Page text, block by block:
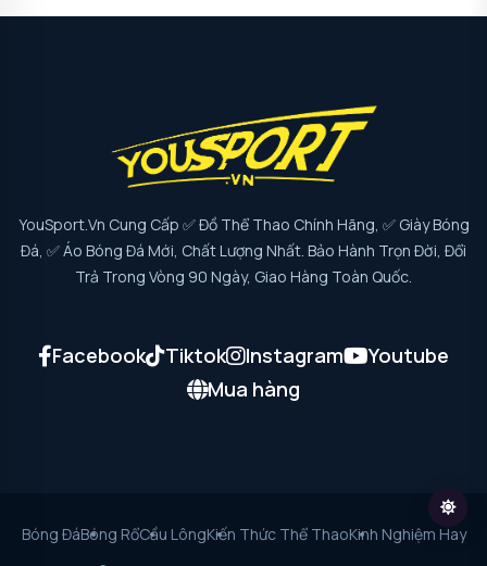
YouSport.vn Cung Cấp ✅ Đồ Thể Thao Chính Hãng, ✅ Giày Bóng
Đá, ✅ Áo Bóng Đá Mới, Chất Lượng Nhất. Bảo Hành Trọn Đời, Đổi
Trả Trong Vòng 90 Ngày, Giao Hàng Toàn Quốc.
Facebook Tiktok Instagram
Youtube
Mua hàng
Bóng ĐáBóng RổCầu LôngKiến Thức Thể ThaoKinh Nghiệm Hay